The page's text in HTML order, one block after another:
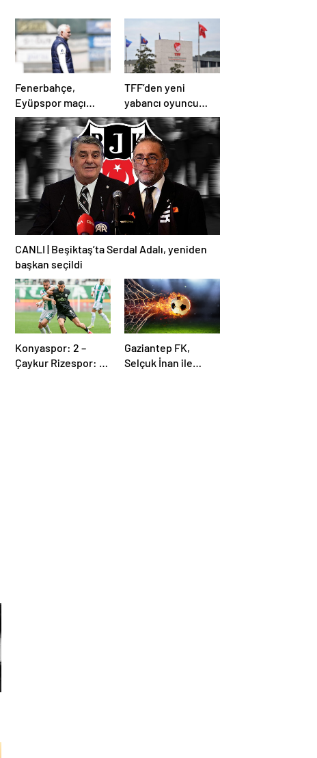
Fenerbahçe,
Eyüpspor maçı
hazırlıklarına devam
etti
TFF’den yeni
yabancı oyuncu
kuralına revize!
CANLI | Beşiktaş’ta Serdal Adalı, yeniden
başkan seçildi
Konyaspor: 2 –
Çaykur Rizespor: 1 |
Gaziantep FK,
Selçuk İnan ile